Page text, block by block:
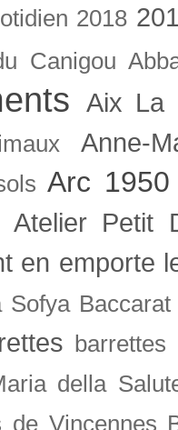
2018
Canigou
Aix La
Anne-
Arc 1950
Atelier Petit
en emporte
Sofya Baccarat
barrettes
della
de Vincennes